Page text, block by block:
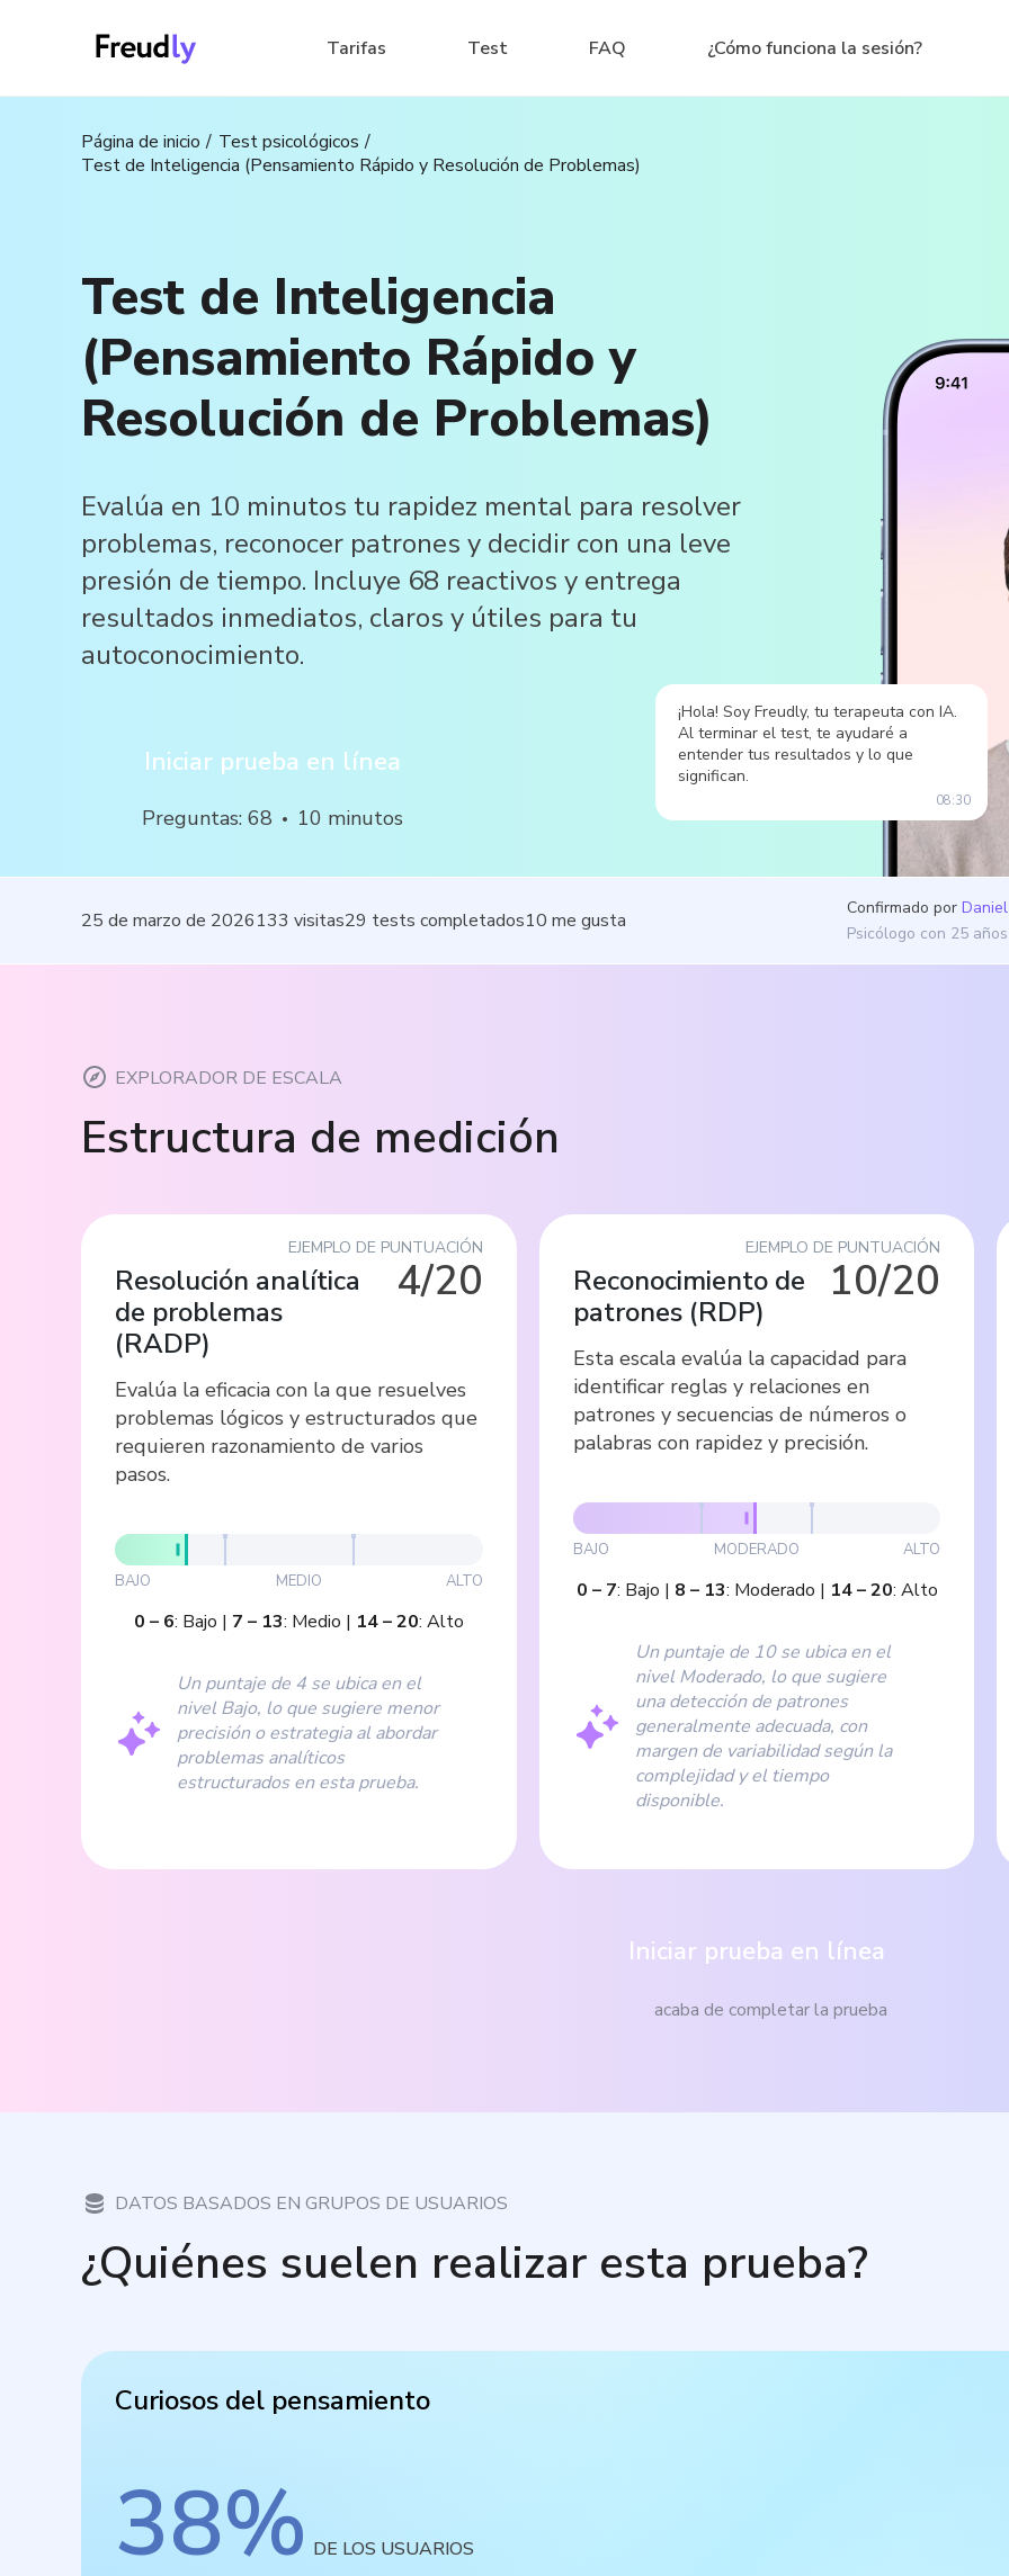
Tarifas Test FAQ ¿Cómo funciona la sesión?
Página de inicio
Test psicológicos
Test de Inteligencia (Pensamiento Rápido y Resolución de Problemas)
Test de Inteligencia
(Pensamiento Rápido y
Resolución de Problemas)
Evalúa en 10 minutos tu rapidez mental para resolver
problemas, reconocer patrones y decidir con una leve
presión de tiempo. Incluye 68 reactivos y entrega
resultados inmediatos, claros y útiles para tu
autoconocimiento.
Iniciar prueba en línea
Preguntas:68 10 minutos
¡Hola! Soy Freudly, tu terapeuta con IA.
Al terminar el test, te ayudaré a
entender tus resultados y lo que
significan.
08:30
25 de marzo de 2026133 visitas29 tests completados10 me gusta
Confirmado por
Psicólogo con 25
EXPLORADOR DE ESCALA
Estructura de medición
EJEMPLO DE PUNTUACIÓN
4/20
Resolución analítica
de problemas
(RADP)
Evalúa la eficacia con la que resuelves
problemas lógicos y estructurados que
requieren razonamiento de varios
pasos.
BAJO MEDIO ALTO
0 – 6: Bajo | 7 – 13: Medio | 14–20: Alto
Un puntaje de 4 se ubica en el
nivel Bajo, lo que sugiere menor
precisión o estrategia al abordar
problemas analíticos
estructurados en esta prueba.
EJEMPLO DE PUNTUACIÓN
10/20
Reconocimiento de
patrones (RDP)
Esta escala evalúa la capacidad para
identificar reglas y relaciones en
patrones y secuencias de números o
palabras con rapidez y precisión.
BAJO MODERADO ALTO
0 – 7: Bajo | 8 – 13: Moderado | 14–20: Alto
Un puntaje de 10 se ubica en el
nivel Moderado, lo que sugiere
una detección de patrones
generalmente adecuada, con
margen de variabilidad según la
complejidad y el tiempo
disponible.
Iniciar prueba en línea
acaba de completar la prueba
DATOS BASADOS EN GRUPOS DE USUARIOS
¿Quiénes suelen realizar esta prueba?
Curiosos del pensamiento
38% DE LOS USUARIOS